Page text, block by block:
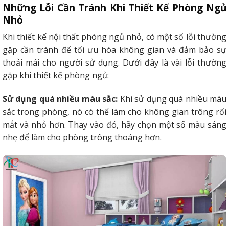
Những Lỗi Cần Tránh Khi Thiết Kế Phòng Ngủ
Nhỏ
Khi thiết kế nội thất phòng ngủ nhỏ, có một số lỗi thường
gặp cần tránh để tối ưu hóa không gian và đảm bảo sự
thoải mái cho người sử dụng. Dưới đây là vài lỗi thường
gặp khi thiết kế phòng ngủ:
Sử dụng quá nhiều màu sắc: Khi sử dụng quá nhiều màu
sắc trong phòng, nó có thể làm cho không gian trông rối
mắt và nhỏ hơn. Thay vào đó, hãy chọn một số màu sáng
nhẹ để làm cho phòng trông thoáng hơn.